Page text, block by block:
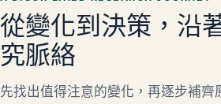
從變化到決策，沿
究脈絡
先找出值得注意的變化，再逐步補齊